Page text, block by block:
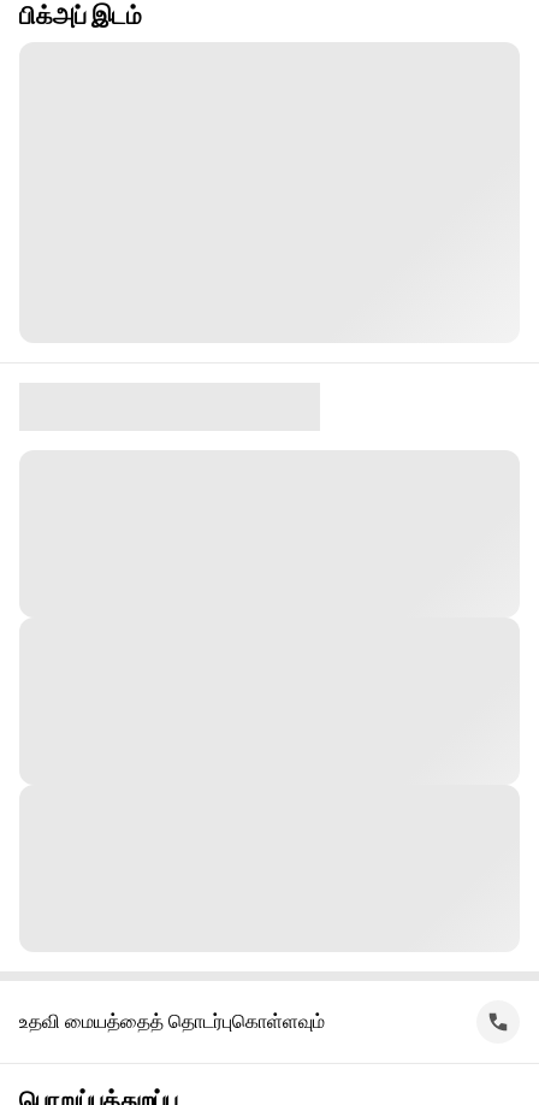
பிக்அப் இடம்
உதவி மையத்தைத் தொடர்புகொள்ளவும்